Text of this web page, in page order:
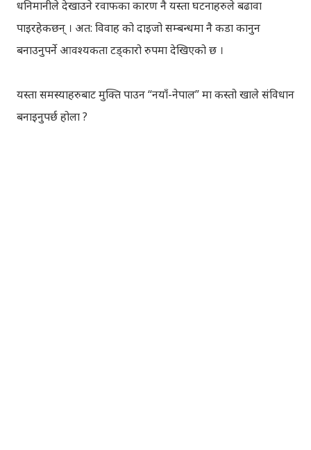
धनिमानीले देखाउने रवाफका कारण नै यस्ता घटनाहरुले बढावा
पाइरहेकछन् । अत: विवाह को दाइजो सम्बन्धमा नै कडा कानुन
बनाउनुपर्ने आवश्यकता टड्कारो रुपमा देखिएको छ ।
यस्ता समस्याहरुबाट मुक्ति पाउन “नयाँ-नेपाल” मा कस्तो खाले संविधान
बनाइनुपर्छ होला ?